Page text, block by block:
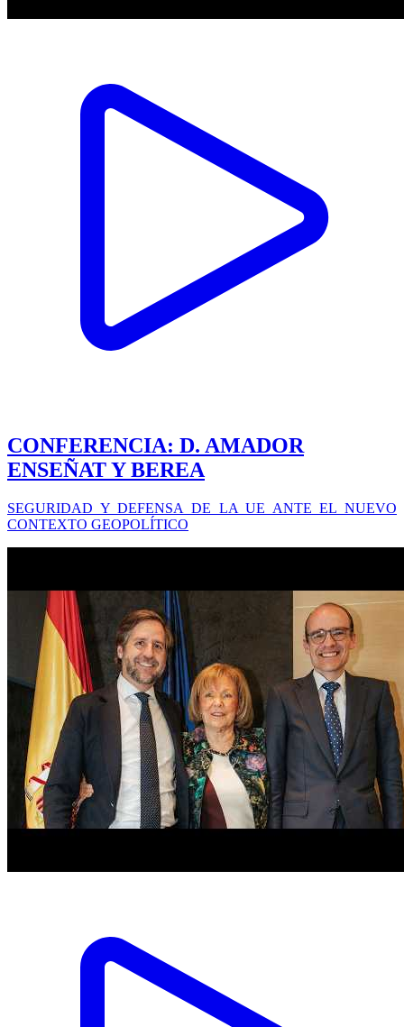
CONFERENCIA: D. AMADOR
ENSEÑAT Y BEREA
SEGURIDAD Y DEFENSA DE LA UE ANTE EL NUEVO
CONTEXTO GEOPOLÍTICO